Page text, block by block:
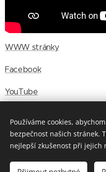
WWW stránky
Facebook
YouTube
© 2025 HudliceFest / Při
Mediální Partner
Používáme cookies,
bezpečnost našich stránek.
nejlepší zkušenost při jejich